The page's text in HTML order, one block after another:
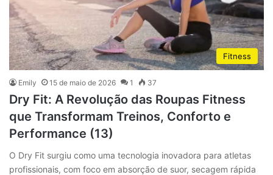
Fitness
Emily 15 de maio de 2026 1 37
Dry Fit: A Revolução das Roupas Fitness
que Transformam Treinos, Conforto e
Performance (13)
O Dry Fit surgiu como uma tecnologia inovadora para atletas
profissionais, com foco em absorção de suor, secagem rápida